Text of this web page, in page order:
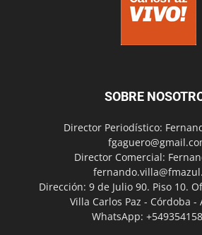
SOBRE
Director Periodístico:
Director Comercial:
Dirección: 9 de Julio 90. Piso 10.
Villa Carlos Paz - Córdoba -
WhatsApp: